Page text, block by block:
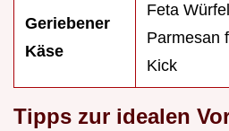
Geriebener
Käse
Feta
Parmesan
Kick
Tipps zur idealen